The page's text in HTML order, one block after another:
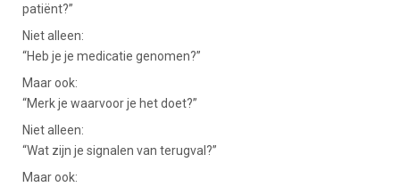
patiënt?”
Niet alleen:
“Heb je je medicatie genomen?”
Maar ook:
“Merk je waarvoor je het doet?”
Niet alleen:
“Wat zijn je signalen van terugval?”
Maar ook: